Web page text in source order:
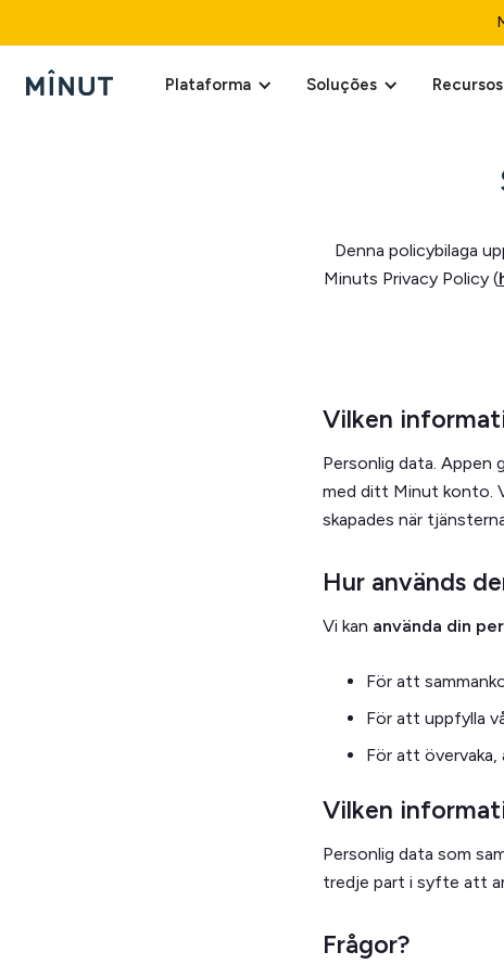
Plataforma Soluções Recursos
Denna policybilaga
Minuts Privacy Policy (
Vilken
Personlig data.
med ditt Minut konto.
skapades när
Hur används
Vi kan använda din
För att
För att uppfylla
För att
Vilken
Personlig data som
tredje part i syfte att
Frågor?